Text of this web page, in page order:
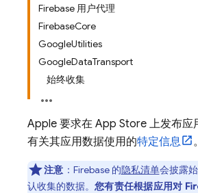
Firebase 用户代理
FirebaseCore
GoogleUtilities
GoogleDataTransport
始终收集
Apple 要求在 App Store 上发布应
有关其应用数据使用的特定信息 。
注意 ：Firebase 的隐私清单会披露
认收集的数据。 您有责任根据应用对